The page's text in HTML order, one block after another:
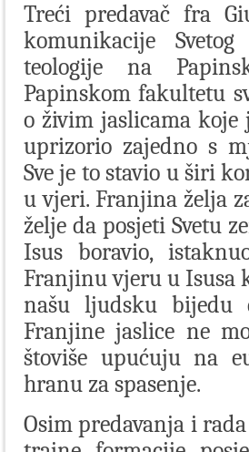
Treći predavač fra
komunikacije
teologije na
Papinskom fakultetu
o živim jaslicama koje
uprizorio zajedno s
Sve je to stavio u širi
u vjeri. Franjina želja
želje da posjeti Svetu
Isus boravio,
Franjinu vjeru u Isusa
našu ljudsku bijedu
Franjine jaslice ne
štoviše upućuju na
hranu za spasenje.
Osim predavanja i